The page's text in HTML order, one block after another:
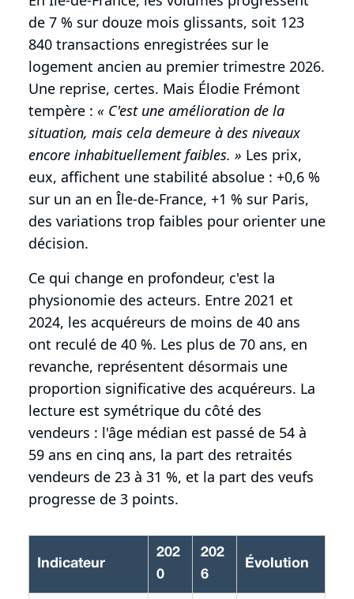
de 7 % sur douze mois glissants, soit 123
840 transactions enregistrées sur le
logement ancien au premier trimestre 2026.
Une reprise, certes. Mais Élodie Frémont
tempère : « C'est une amélioration de la
situation, mais cela demeure à des niveaux
encore inhabituellement faibles. » Les prix,
eux, affichent une stabilité absolue : +0,6 %
sur un an en Île-de-France, +1 % sur Paris,
des variations trop faibles pour orienter une
décision.
Ce qui change en profondeur, c'est la
physionomie des acteurs. Entre 2021 et
2024, les acquéreurs de moins de 40 ans
ont reculé de 40 %. Les plus de 70 ans, en
revanche, représentent désormais une
proportion significative des acquéreurs. La
lecture est symétrique du côté des
vendeurs : l'âge médian est passé de 54 à
59 ans en cinq ans, la part des retraités
vendeurs de 23 à 31 %, et la part des veufs
progresse de 3 points.
Indicateur
202
0
202
6
Évolution